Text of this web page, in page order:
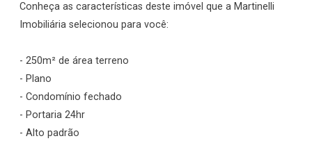
Conheça as características deste imóvel que a Martinelli
Imobiliária selecionou para você:
- 250m² de área terreno
- Plano
- Condomínio fechado
- Portaria 24hr
- Alto padrão